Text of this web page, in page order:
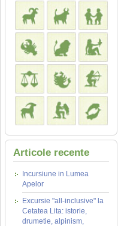
Articole recente
Incursiune in Lumea
Apelor
Excursie "all-inclusive" la
Cetatea Lita: istorie,
drumetie, alpinism,